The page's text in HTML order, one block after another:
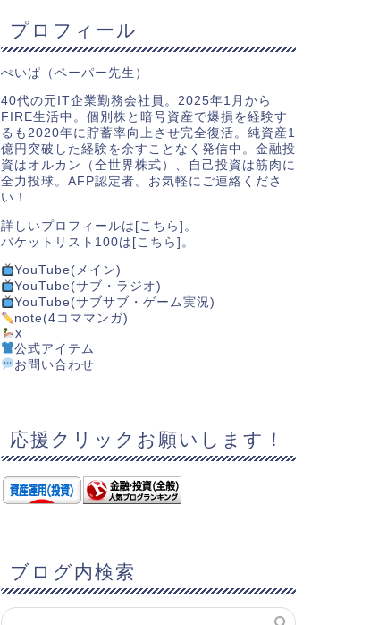
プロフィール
ぺいぱ（ペーパー先生）
40代の元IT企業勤務会社員。2025年1月から
FIRE生活中。個別株と暗号資産で爆損を経験す
るも2020年に貯蓄率向上させ完全復活。純資産1
億円突破した経験を余すことなく発信中。金融投
資はオルカン（全世界株式）、自己投資は筋肉に
全力投球。AFP認定者。お気軽にご連絡くださ
い！
詳しいプロフィールは[ こちら ]。
バケットリスト100は[ こちら ]。
YouTube(メイン)
YouTube(サブ・ラジオ)
YouTube(サブサブ・ゲーム実況)
note(4コママンガ)
X
公式アイテム
お問い合わせ
応援クリックお願いします！
ブログ内検索